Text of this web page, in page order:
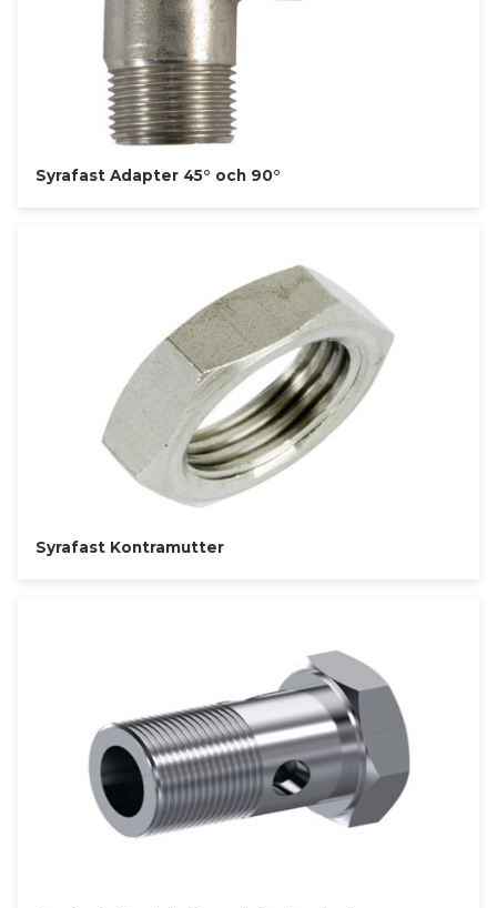
Syrafast Adapter 45° och 90°
Syrafast Kontramutter